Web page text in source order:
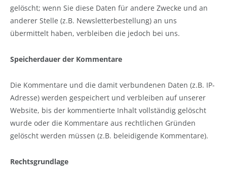
gelöscht; wenn Sie diese Daten für andere Zwecke und an
anderer Stelle (z.B. Newsletterbestellung) an uns
übermittelt haben, verbleiben die jedoch bei uns.
Speicherdauer der Kommentare
Die Kommentare und die damit verbundenen Daten (z.B. IP-
Adresse) werden gespeichert und verbleiben auf unserer
Website, bis der kommentierte Inhalt vollständig gelöscht
wurde oder die Kommentare aus rechtlichen Gründen
gelöscht werden müssen (z.B. beleidigende Kommentare).
Rechtsgrundlage